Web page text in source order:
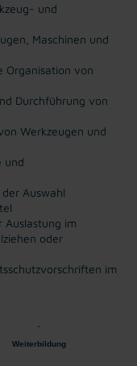
und
Maschinen und
Organisation von
Durchführung von
Werkzeugen und
und
Auswahl
im
oder
im
Weiterbildung